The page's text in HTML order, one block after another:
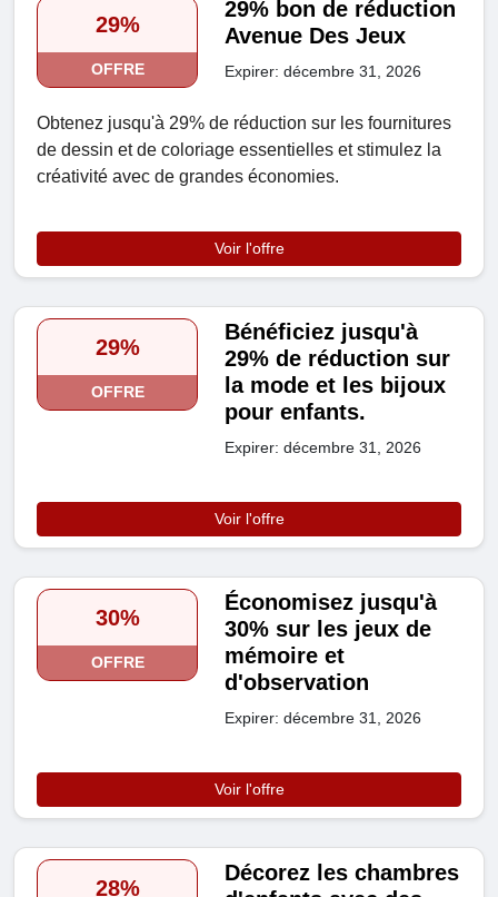
29%
OFFRE
29% bon de réduction
Avenue Des Jeux
Expirer: décembre 31, 2026
Obtenez jusqu'à 29% de réduction sur les fournitures
de dessin et de coloriage essentielles et stimulez la
créativité avec de grandes économies.
Voir l'offre
29%
OFFRE
Bénéficiez jusqu'à
29% de réduction sur
la mode et les bijoux
pour enfants.
Expirer: décembre 31, 2026
Voir l'offre
30%
OFFRE
Économisez jusqu'à
30% sur les jeux de
mémoire et
d'observation
Expirer: décembre 31, 2026
Voir l'offre
28%
Décorez les chambres